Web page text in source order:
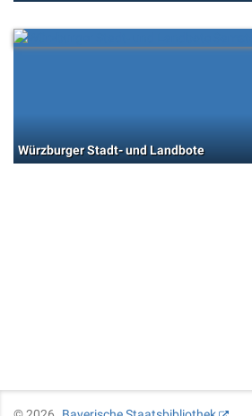
Würzburger Stadt- und Landbote